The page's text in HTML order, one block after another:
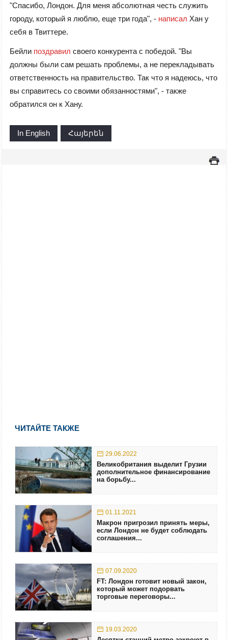
"Спасибо, Лондон. Для меня абсолютная честь служить
городу, который я люблю, еще три года", - написал Хан у
себя в Твиттере.
Бейли поздравил своего конкурента с победой. "Вы
должны были сам решать проблемы, а не перекладывать
ответственность на правительство. Так что я надеюсь, что
вы справитесь со своими обязанностями", - также
обратился он к Хану.
In English Հայերեն
ЧИТАЙТЕ ТАКЖЕ
29.06.2022
Великобритания выделит Грузии
дополнительное финансирование
на борьбу...
01.11.2021
Макрон пригрозил принять меры,
если Лондон не будет соблюдать
соглашения...
07.09.2020
FT: Лондон готовит новый закон,
который может подорвать
торговые переговоры...
19.03.2020